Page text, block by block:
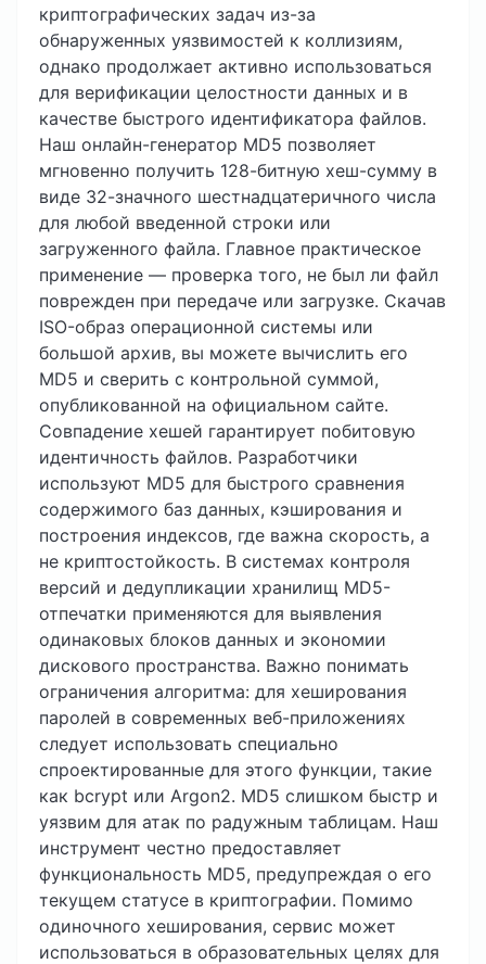
криптографических задач из-за
обнаруженных уязвимостей к коллизиям,
однако продолжает активно использоваться
для верификации целостности данных и в
качестве быстрого идентификатора файлов.
Наш онлайн-генератор MD5 позволяет
мгновенно получить 128-битную хеш-сумму в
виде 32-значного шестнадцатеричного числа
для любой введенной строки или
загруженного файла. Главное практическое
применение — проверка того, не был ли файл
поврежден при передаче или загрузке. Скачав
ISO-образ операционной системы или
большой архив, вы можете вычислить его
MD5 и сверить с контрольной суммой,
опубликованной на официальном сайте.
Совпадение хешей гарантирует побитовую
идентичность файлов. Разработчики
используют MD5 для быстрого сравнения
содержимого баз данных, кэширования и
построения индексов, где важна скорость, а
не криптостойкость. В системах контроля
версий и дедупликации хранилищ MD5-
отпечатки применяются для выявления
одинаковых блоков данных и экономии
дискового пространства. Важно понимать
ограничения алгоритма: для хеширования
паролей в современных веб-приложениях
следует использовать специально
спроектированные для этого функции, такие
как bcrypt или Argon2. MD5 слишком быстр и
уязвим для атак по радужным таблицам. Наш
инструмент честно предоставляет
функциональность MD5, предупреждая о его
текущем статусе в криптографии. Помимо
одиночного хеширования, сервис может
использоваться в образовательных целях для